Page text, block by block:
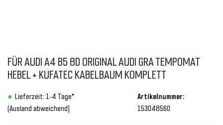
FÜR AUDI A4 B5 8D ORIGINAL AUDI GRA TEMPOMAT
HEBEL + KUFATEC KABELBAUM KOMPLETT
Lieferzeit: 1-4 Tage*
(Ausland abweichend)
Artikelnummer:
153048560